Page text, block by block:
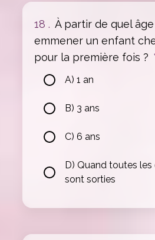
18 . À partir de quel
emmener un enfant
pour la première fois ?
A) 1 an
B) 3 ans
C) 6 ans
D) Quand toutes
sont sorties